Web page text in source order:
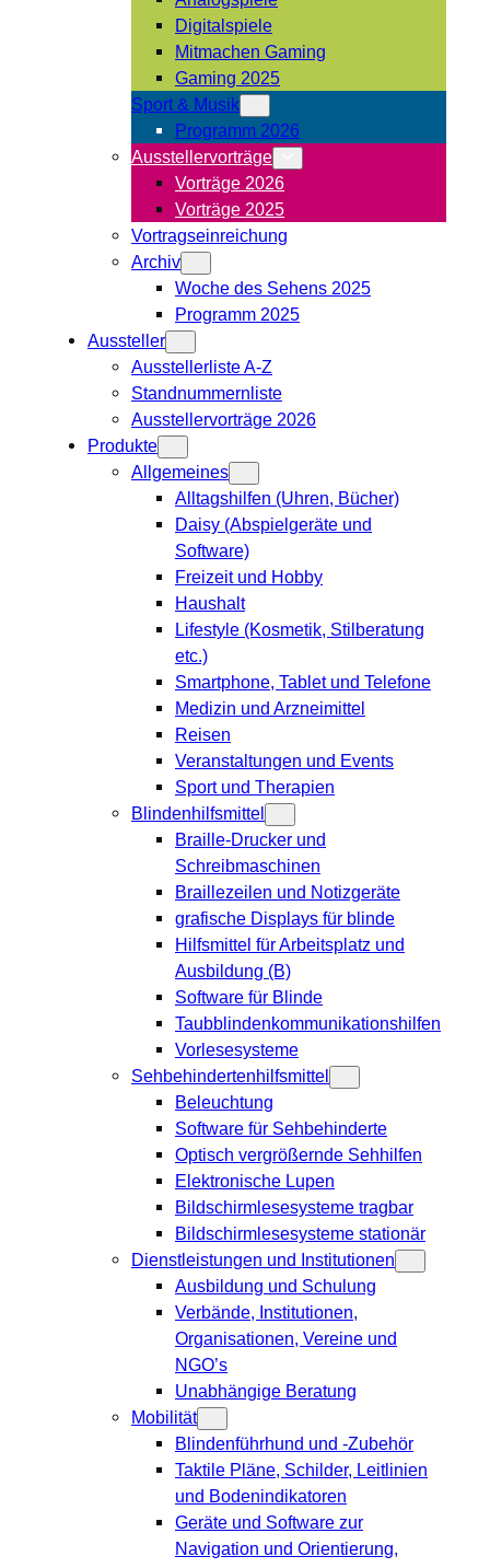
Digitalspiele
Mitmachen Gaming
Gaming 2025
Sport & Musik
Programm 2026
Ausstellervorträge
Vorträge 2026
Vorträge 2025
Vortragseinreichung
Archiv
Woche des Sehens 2025
Programm 2025
Aussteller
Ausstellerliste A-Z
Standnummernliste
Ausstellervorträge 2026
Produkte
Allgemeines
Alltagshilfen (Uhren, Bücher)
Daisy (Abspielgeräte und
Software)
Freizeit und Hobby
Haushalt
Lifestyle (Kosmetik, Stilberatung
etc.)
Smartphone, Tablet und Telefone
Medizin und Arzneimittel
Reisen
Veranstaltungen und Events
Sport und Therapien
Blindenhilfsmittel
Braille-Drucker und
Schreibmaschinen
Braillezeilen und Notizgeräte
grafische Displays für blinde
Hilfsmittel für Arbeitsplatz und
Ausbildung (B)
Software für Blinde
Taubblindenkommunikationshilfen
Vorlesesysteme
Sehbehindertenhilfsmittel
Beleuchtung
Software für Sehbehinderte
Optisch vergrößernde Sehhilfen
Elektronische Lupen
Bildschirmlesesysteme tragbar
Bildschirmlesesysteme stationär
Dienstleistungen und Institutionen
Ausbildung und Schulung
Verbände, Institutionen,
Organisationen, Vereine und
NGO’s
Unabhängige Beratung
Mobilität
Blindenführhund und -Zubehör
Taktile Pläne, Schilder, Leitlinien
und Bodenindikatoren
Geräte und Software zur
Navigation und Orientierung,